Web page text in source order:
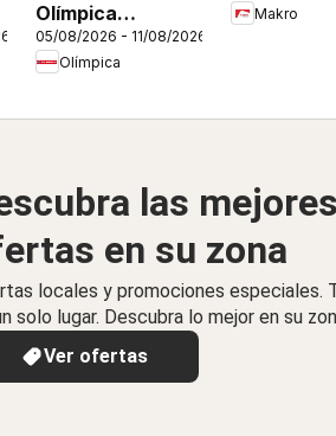
Olímpica
catálogo
Aniversario
05/08/2026 - 11/08/2026
Olímpica
Makro
las mejores
en su zona
locales y promociones especiales.
solo lugar. Descubra lo mejor en su
Ver ofertas